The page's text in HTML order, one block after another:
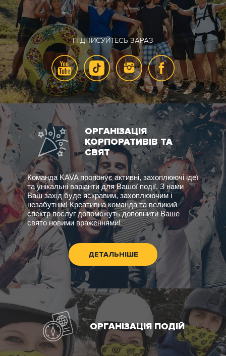
ПІДПИСУЙТЕСЬ ЗАРАЗ
ОРГАНІЗАЦІЯ
КОРПОРАТИВІВ ТА
СВЯТ
Команда KAVA пропонує активні, захоплюючі ідеї
та унікальні варіанти для Вашої події. З нами
Ваш захід буде яскравим, захоплюючим і
незабутнім! Креативна команда та великий
спектр послуг допоможуть доповнити Ваше
свято новими враженнями!
ДЕТАЛЬНІШЕ
ОРГАНІЗАЦІЯ ПОДІЙ